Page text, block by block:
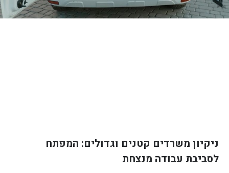
ניקיון משרדים קטנים וגדולים: המפתח
לסביבת עבודה מנצחת